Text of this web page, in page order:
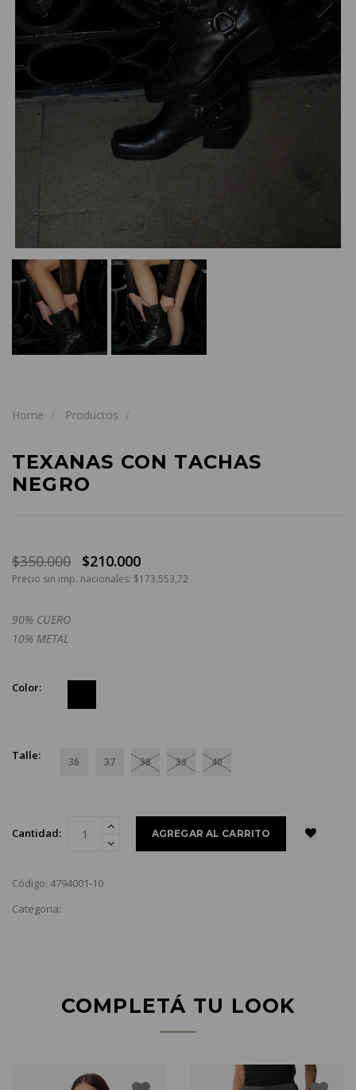
Previous Next
Home Productos
TEXANAS CON TACHAS
NEGRO
$350.000 $210.000
Precio sin imp. nacionales: $173.553,72
90% CUERO
10% METAL
Color:
Talle: 36 37 38 39 40
Cantidad:
Código: 4794001-10
Categoria:
COMPLETÁ TU LOOK